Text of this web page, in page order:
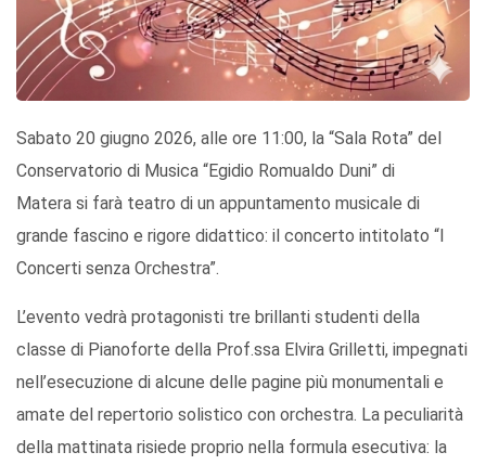
Sabato 20 giugno 2026, alle ore 11:00, la “Sala Rota” del
Conservatorio di Musica “Egidio Romualdo Duni” di
Matera si farà teatro di un appuntamento musicale di
grande fascino e rigore didattico: il concerto intitolato “I
Concerti senza Orchestra”.
L’evento vedrà protagonisti tre brillanti studenti della
classe di Pianoforte della Prof.ssa Elvira Grilletti, impegnati
nell’esecuzione di alcune delle pagine più monumentali e
amate del repertorio solistico con orchestra. La peculiarità
della mattinata risiede proprio nella formula esecutiva: la